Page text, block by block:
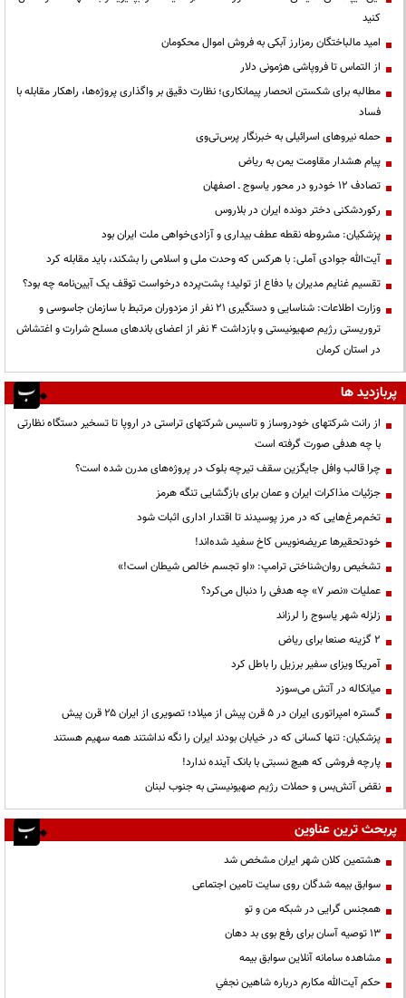
کنید
امید مالباختگان رمزارز آبکی به فروش اموال محکومان
از التماس تا فروپاشی هژمونی دلار
مطالبه برای شکستن انحصار پیمانکاری؛ نظارت دقیق بر واگذاری پروژه‌ها، راهکار مقابله با
فساد
حمله نیروهای اسرائیلی به خبرنگار پرس‌تی‌وی
پیام هشدار مقاومت یمن به ریاض
تصادف ۱۲ خودرو در محور یاسوج ـ اصفهان
رکوردشکنی دختر دونده ایران در بلاروس
پزشکیان: مشروطه نقطه عطف بیداری و آزادی‌خواهی ملت ایران بود
آیت‌الله جوادی آملی: با هرکس که وحدت ملی و اسلامی را بشکند، باید مقابله کرد
تقسیم غنایم مدیران یا دفاع از تولید؛ پشت‌پرده درخواست توقف یک آیین‌نامه چه بود؟
وزارت اطلاعات: شناسایی و دستگیری ۲۱ نفر از مزدوران مرتبط با سازمان جاسوسی و
تروریستی رژیم صهیونیستی و بازداشت ۴ نفر از اعضای باندهای مسلح شرارت و اغتشاش
در استان کرمان
پربازدید ها
از رانت‌ شرکتهای خودروساز و تاسیس شرکتهای تراستی در اروپا تا تسخیر دستگاه نظارتی
با چه هدفی صورت گرفته است
چرا قالب وافل جایگزین سقف تیرچه بلوک در پروژه‌های مدرن شده است؟
جزئیات مذاکرات ایران و عمان برای بازگشایی تنگه هرمز
تخم‌مرغ‌هایی که در مرز پوسیدند تا اقتدار اداری اثبات شود
خودتحقیرها عریضه‌نویس کاخ سفید شده‌اند!
تشخیص روان‌شناختی ترامپ: «او تجسم خالص شیطان است!»
عملیات «نصر ۷» چه هدفی را دنبال می‌کرد؟
زلزله شهر یاسوج را لرزاند
۲ گزینه صنعا برای ریاض
آمریکا ویزای سفیر برزیل را باطل کرد
میانکاله در آتش می‌سوزد
گستره امپراتوری ایران در ۵ قرن پیش از میلاد؛ تصویری از ایران ۲۵ قرن پیش
پزشکیان: تنها کسانی که در خیابان بودند ایران را نگه نداشتند همه سهیم هستند
پارچه فروشی که هیچ نسبتی با بانک آینده ندارد!
نقض آتش‌بس و حملات رژیم صهیونیستی به جنوب لبنان
پربحث ترین عناوین
هشتمین کلان شهر ایران مشخص شد
سوابق بیمه شدگان روی سایت تامین اجتماعی
همجنس گرایی در شبکه من و تو
13 توصیه آسان برای رفع بوی بد دهان
مشاهده سامانه آنلاين سوابق بیمه
حكم آيت‌الله مكارم درباره شاهين نجفي